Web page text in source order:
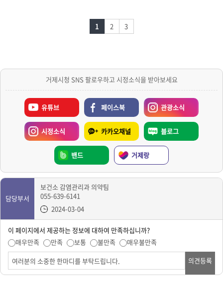
1 2 3
거제시청 SNS 팔로우하고 시정소식을 받아보세요
유튜브 페이스북 관광소식
시정소식 카카오채널 블로그
밴드 거제랑
담당부서
보건소 감염관리과 의약팀
055-639-6141
2024-03-04
이 페이지에서 제공하는 정보에 대하여 만족하십니까?
매우만족
만족 보통 불만족
매우불만족
의견등록